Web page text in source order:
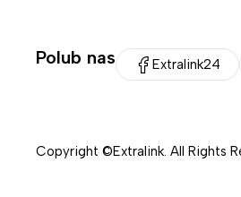
Polub nas Extralink24
Copyright ©Extralink. All Rights